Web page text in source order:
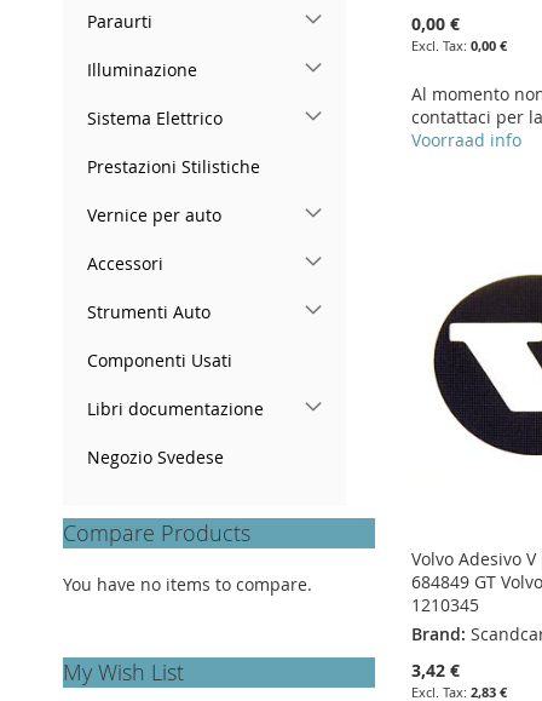
0,00 €
0,00 €
Al momento
contattaci per
Voorraad info
ADD
TO
WISH
LIST
ADD
TO
COMPARE
Add to Cart
Add to Cart
ADD
TO
WISH
LIST
ADD
TO
COMPARE
Volvo Adesivo
684849 GT
1210345
Brand:
3,42 €
2,83 €
Paraurti
Illuminazione
Sistema Elettrico
Prestazioni Stilistiche
Vernice per auto
Accessori
Strumenti Auto
Componenti Usati
Libri documentazione
Negozio Svedese
Compare Products
You have no items to compare.
My Wish List